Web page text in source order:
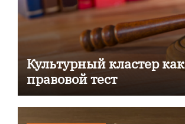
Культурный кластер как
правовой тест